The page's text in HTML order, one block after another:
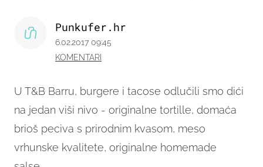
U T&B Barru, burgere i tacose odlučili smo dići
na jedan viši nivo - originalne tortille, domaća
brioš peciva s prirodnim kvasom, meso
vrhunske kvalitete, originalne homemade
Punkufer.hr
6.02.2017 09:45
KOMENTARI